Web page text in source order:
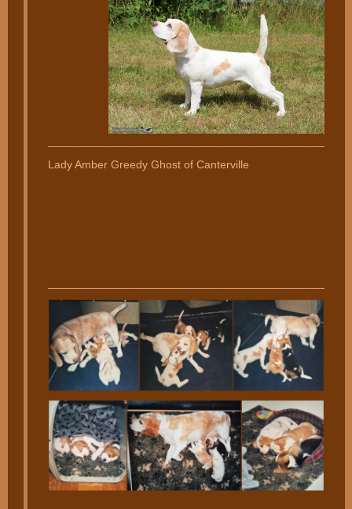
Lady Amber Greedy Ghost of Canterville